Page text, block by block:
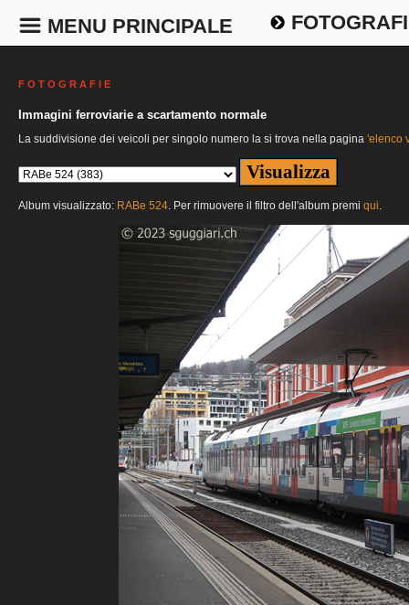
MENU PRINCIPALE
F O T O G R A F I E
Immagini ferroviarie a scartamento normale
La suddivisione dei veicoli per singolo numero la si trova nella pagina 'elenco
Album visualizzato: RABe 524. Per rimuovere il filtro dell'album premi qui.